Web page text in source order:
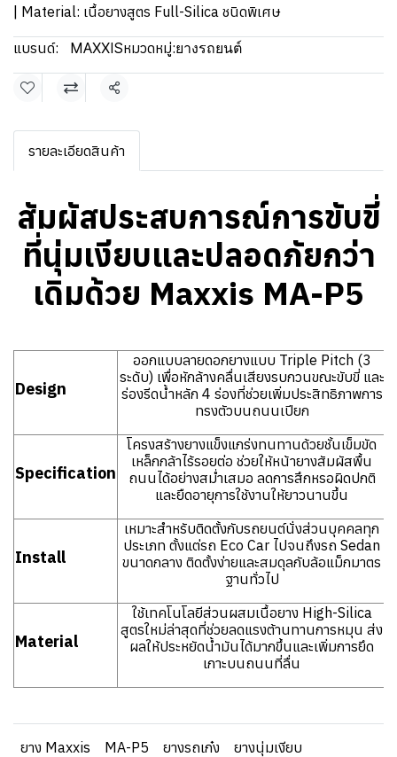
| Material: เนื้อยางสูตร Full-Silica ชนิดพิเศษ
แบรนด์: MAXXISหมวดหมู่:ยางรถยนต์
แชร์
รายละเอียดสินค้า
สัมผัสประสบการณ์การขับขี่
ที่นุ่มเงียบและปลอดภัยกว่า
เดิมด้วย Maxxis MA-P5
Design
ออกแบบลายดอกยางแบบ Triple Pitch (3
ระดับ) เพื่อหักล้างคลื่นเสียงรบกวนขณะขับขี่ และ
ร่องรีดน้ำหลัก 4 ร่องที่ช่วยเพิ่มประสิทธิภาพการ
ทรงตัวบนถนนเปียก
Specification
โครงสร้างยางแข็งแกร่งทนทานด้วยชั้นเข็มขัด
เหล็กกล้าไร้รอยต่อ ช่วยให้หน้ายางสัมผัสพื้น
ถนนได้อย่างสม่ำเสมอ ลดการสึกหรอผิดปกติ
และยืดอายุการใช้งานให้ยาวนานขึ้น
Install
เหมาะสำหรับติดตั้งกับรถยนต์นั่งส่วนบุคคลทุก
ประเภท ตั้งแต่รถ Eco Car ไปจนถึงรถ Sedan
ขนาดกลาง ติดตั้งง่ายและสมดุลกับล้อแม็กมาตร
ฐานทั่วไป
Material
ใช้เทคโนโลยีส่วนผสมเนื้อยาง High-Silica
สูตรใหม่ล่าสุดที่ช่วยลดแรงต้านทานการหมุน ส่ง
ผลให้ประหยัดน้ำมันได้มากขึ้นและเพิ่มการยึด
เกาะบนถนนที่ลื่น
ยาง Maxxis MA-P5 ยางรถเก๋ง
ยางนุ่มเงียบ